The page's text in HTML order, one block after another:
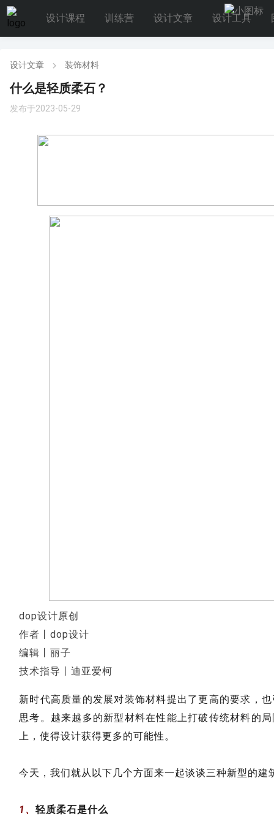
设计课程 训练营 设计文章 设计工具
设计文章 装饰材料
什么是轻质柔石？
发布于2023-05-29
dop设计原创
作者丨dop设计
编辑丨丽子
技术指导丨迪亚爱柯
新时代高质量的发展对装饰材料提出了更高的要求，
思考。越来越多的新型材料在性能上打破传统材料的
上，使得设计获得更多的可能性。
今天，我们就从以下几个方面来一起谈谈三种新型的建
1、 轻质柔石是什么